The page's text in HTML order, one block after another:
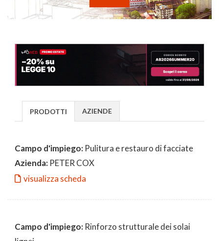
PRODOTTI AZIENDE
Campo d'impiego: Pulitura e restauro di facciate
Azienda: PETER COX
visualizza scheda
Campo d'impiego: Rinforzo strutturale dei solai